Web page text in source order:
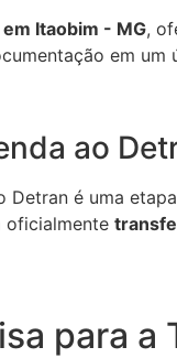
Itaobim - MG,
em um
ao
Detran é uma
oficialmente
para